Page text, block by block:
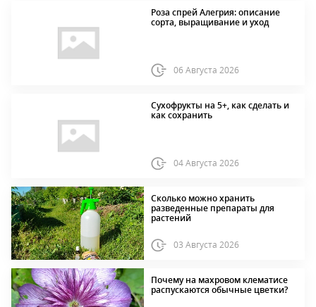
Роза спрей Алегрия: описание
сорта, выращивание и уход
06 Августа 2026
Сухофрукты на 5+, как сделать и
как сохранить
04 Августа 2026
Сколько можно хранить
разведенные препараты для
растений
03 Августа 2026
Почему на махровом клематисе
распускаются обычные цветки?